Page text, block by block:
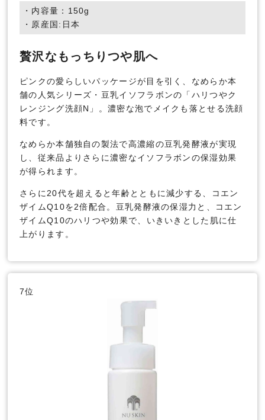
・内容量：150g
・原産国:日本
贅沢なもっちりつや肌へ
ピンクの愛らしいパッケージが目を引く、なめらか本
舗の人気シリーズ・豆乳イソフラボンの「ハリつやク
レンジング洗顔N」。濃密な泡でメイクも落とせる洗顔
料です。
なめらか本舗独自の製法で高濃縮の豆乳発酵液が実現
し、従来品よりさらに濃密なイソフラボンの保湿効果
が得られます。
さらに20代を超えると年齢とともに減少する、コエン
ザイムQ10を2倍配合。豆乳発酵液の保湿力と、コエン
ザイムQ10のハリつや効果で、いきいきとした肌に仕
上がります。
7位